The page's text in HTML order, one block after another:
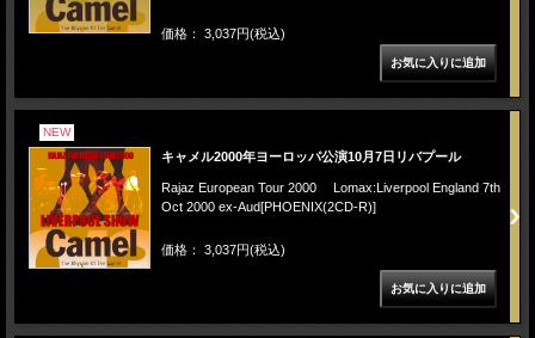
価格： 3,037円(税込)
NEW
キャメル2000年ヨーロッパ公演10月7日リバプール
Rajaz European Tour 2000 Lomax:Liverpool England 7th
Oct 2000 ex-Aud[PHOENIX(2CD-R)]
価格： 3,037円(税込)